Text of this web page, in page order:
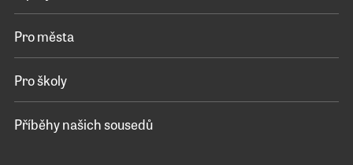
Pro města
Pro školy
Příběhy našich sousedů